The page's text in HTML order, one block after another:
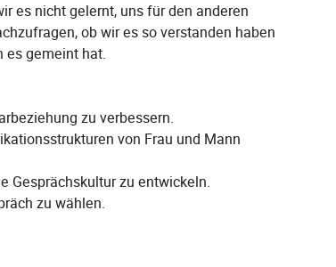
es nicht gelernt, uns für den anderen
ob wir es so verstanden haben
es gemeint hat.
zu verbessern.
von Frau und Mann
Gesprächskultur zu entwickeln.
zu wählen.